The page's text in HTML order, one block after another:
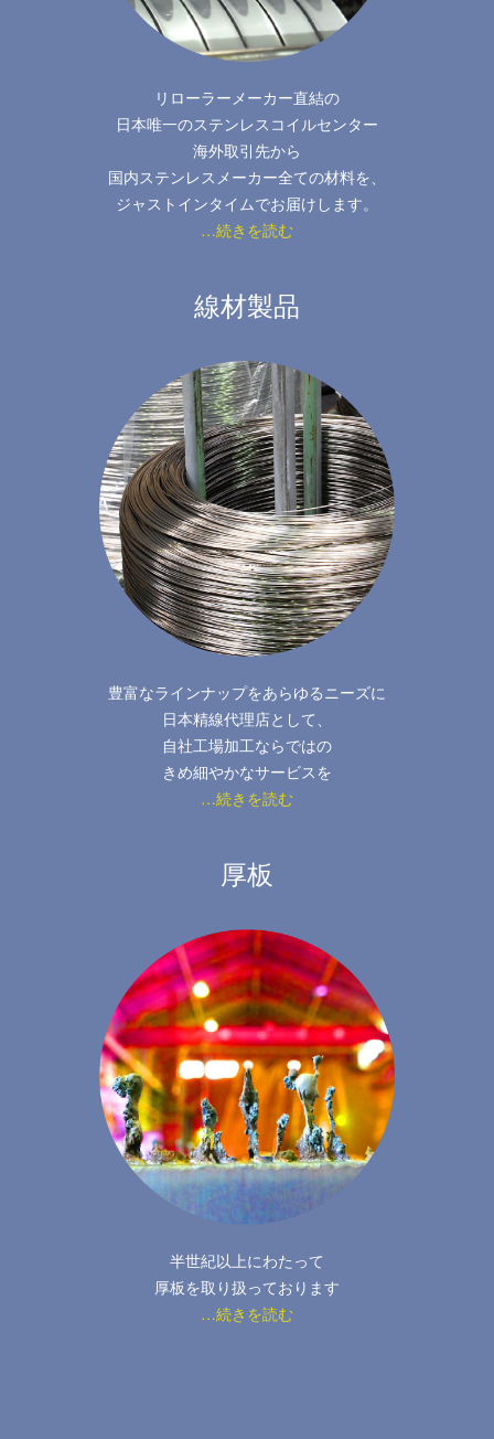
リローラーメーカー直結の
日本唯一のステンレスコイルセンター
海外取引先から
国内ステンレスメーカー全ての材料を、
ジャストインタイムでお届けします。
…続きを読む
線材製品
豊富なラインナップをあらゆるニーズに
日本精線代理店として、
自社工場加工ならではの
きめ細やかなサービスを
…続きを読む
厚板
半世紀以上にわたって
厚板を取り扱っております
…続きを読む